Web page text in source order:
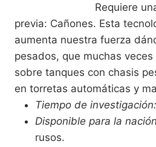
Requiere
previa: Cañones. Esta
aumenta nuestra fuerza
pesados, que muchas
sobre tanques con chasis
en torretas automáticas y
Tiempo de investigación:
Disponible para la
rusos.